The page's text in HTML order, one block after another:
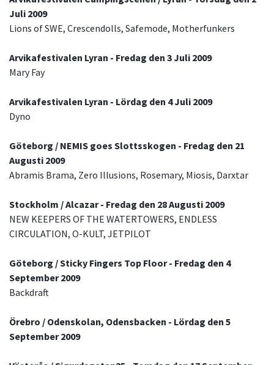
Juli 2009
Lions of SWE, Crescendolls, Safemode, Motherfunkers
Arvikafestivalen Lyran - Fredag den 3 Juli 2009
Mary Fay
Arvikafestivalen Lyran - Lördag den 4 Juli 2009
Dyno
Göteborg / NEMIS goes Slottsskogen - Fredag den 21
Augusti 2009
Abramis Brama, Zero Illusions, Rosemary, Miosis, Darxtar
Stockholm / Alcazar - Fredag den 28 Augusti 2009
NEW KEEPERS OF THE WATERTOWERS, ENDLESS
CIRCULATION, O-KULT, JETPILOT
Göteborg / Sticky Fingers Top Floor - Fredag den 4
September 2009
Backdraft
Örebro / Odenskolan, Odensbacken - Lördag den 5
September 2009